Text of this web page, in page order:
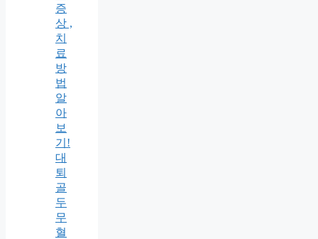
증
상 ,
치
료
방
법
알
아
보
기!
대
퇴
골
두
무
혈